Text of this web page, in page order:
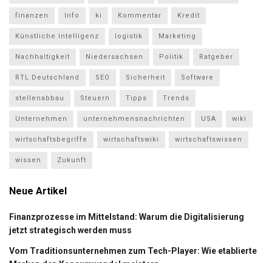
finanzen Info ki Kommentar Kredit
Künstliche Intelligenz logistik Marketing
Nachhaltigkeit Niedersachsen Politik Ratgeber
RTL Deutschland SEO Sicherheit Software
stellenabbau Steuern Tipps Trends
Unternehmen unternehmensnachrichten USA wiki
wirtschaftsbegriffe wirtschaftswiki wirtschaftswissen
wissen Zukunft
Neue Artikel
Finanzprozesse im Mittelstand: Warum die Digitalisierung
jetzt strategisch werden muss
Vom Traditionsunternehmen zum Tech-Player: Wie etablierte